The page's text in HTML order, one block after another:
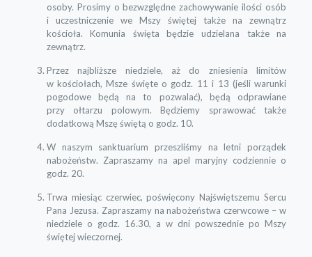
osoby. Prosimy o bezwzględne zachowywanie ilości osób
i uczestniczenie we Mszy świętej także na zewnątrz
kościoła. Komunia święta będzie udzielana także na
zewnątrz.
Przez najbliższe niedziele, aż do zniesienia limitów
w kościołach, Msze święte o godz. 11 i 13 (jeśli warunki
pogodowe będą na to pozwalać), będą odprawiane
przy ołtarzu polowym. Będziemy sprawować także
dodatkową Mszę świętą o godz. 10.
W naszym sanktuarium przeszliśmy na letni porządek
nabożeństw. Zapraszamy na apel maryjny codziennie o
godz. 20.
Trwa miesiąc czerwiec, poświęcony Najświętszemu Sercu
Pana Jezusa. Zapraszamy na nabożeństwa czerwcowe – w
niedziele o godz. 16.30, a w dni powszednie po Mszy
świętej wieczornej.